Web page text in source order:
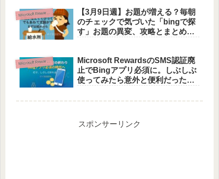
M icrosoft Rewards活用術
【3月9日週】お題が増える？毎朝
のチェックで気づいた「bingで探
す」お題の異変、攻略とまとめ｜
M icrosoft Rewards活用術
Microsoft RewardsのSMS認証廃
止でBingアプリ必須に。しぶしぶ
使ってみたら意外と便利だった話
スポンサーリンク